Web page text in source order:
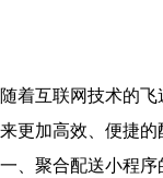
随着互联网技术的
来更加高效、便捷的
一、聚合配送小程序